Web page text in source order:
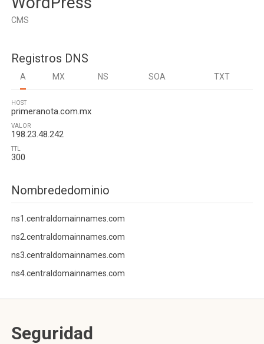
CMS
Registros DNS
A MX NS SOA TXT
HOST
primeranota.com.mx
VALOR
198.23.48.242
TTL
300
Nombrededominio
ns1.centraldomainnames.com
ns2.centraldomainnames.com
ns3.centraldomainnames.com
ns4.centraldomainnames.com
Seguridad